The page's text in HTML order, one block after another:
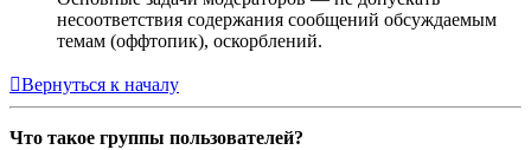
несоответствия содержания сообщений обсуждаемым
темам (оффтопик), оскорблений.
Вернуться к началу
Что такое группы пользователей?